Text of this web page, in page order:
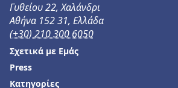
Γυθείου 22, Χαλάνδρι
Αθήνα 152 31, Ελλάδα
(+30) 210 300 6050
Σχετικά με Εμάς
Press
Κατηγορίες